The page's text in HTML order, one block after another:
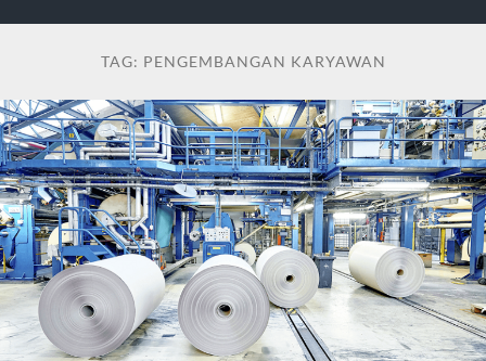
TAG: PENGEMBANGAN KARYAWAN